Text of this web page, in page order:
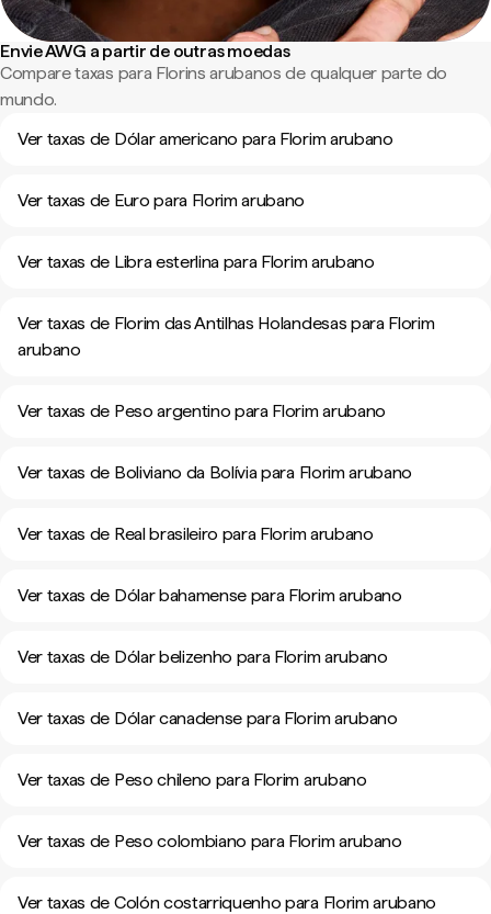
Envie AWG a partir de outras moedas
Compare taxas para Florins arubanos de qualquer parte do
mundo.
Ver taxas de Dólar americano para Florim arubano
Ver taxas de Euro para Florim arubano
Ver taxas de Libra esterlina para Florim arubano
Ver taxas de Florim das Antilhas Holandesas para Florim
arubano
Ver taxas de Peso argentino para Florim arubano
Ver taxas de Boliviano da Bolívia para Florim arubano
Ver taxas de Real brasileiro para Florim arubano
Ver taxas de Dólar bahamense para Florim arubano
Ver taxas de Dólar belizenho para Florim arubano
Ver taxas de Dólar canadense para Florim arubano
Ver taxas de Peso chileno para Florim arubano
Ver taxas de Peso colombiano para Florim arubano
Ver taxas de Colón costarriquenho para Florim arubano